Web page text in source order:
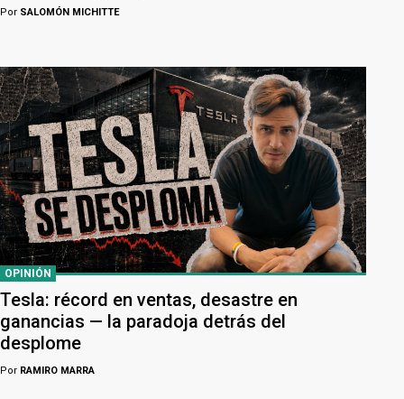
Por SALOMÓN MICHITTE
OPINIÓN
Tesla: récord en ventas, desastre en
ganancias — la paradoja detrás del
desplome
Por RAMIRO MARRA